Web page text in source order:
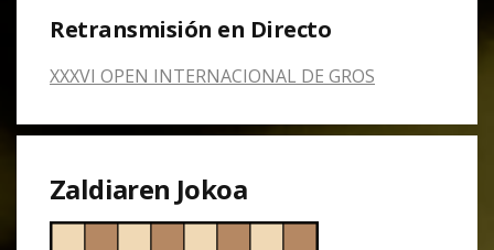
Retransmisión en Directo
XXXVI OPEN INTERNACIONAL DE GROS
Zaldiaren Jokoa